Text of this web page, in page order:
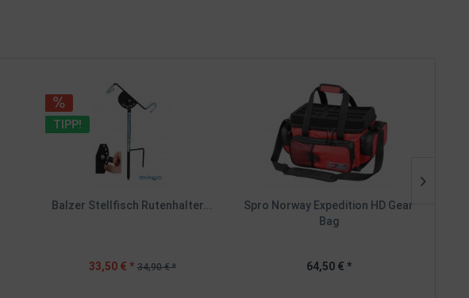
TIPP!
Balzer Stellfisch Rutenhalter...
33,50 € * 34,90 € *
Spro Norway Expedition HD Gear
Bag
64,50 € *